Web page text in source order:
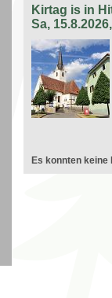
Kirtag is in
Sa,
Es konnten keine